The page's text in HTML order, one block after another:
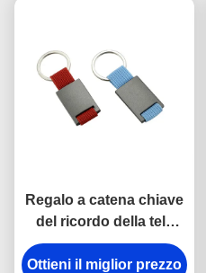
Regalo a catena chiave
del ricordo della tela
dell'incisione laser del
supporto del metallo di
Ottieni il miglior prezzo